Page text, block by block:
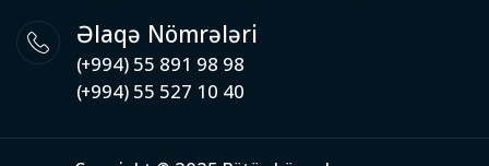
Əlaqə Nömrələri
(+994) 55 891 98 98
(+994) 55 527 10 40